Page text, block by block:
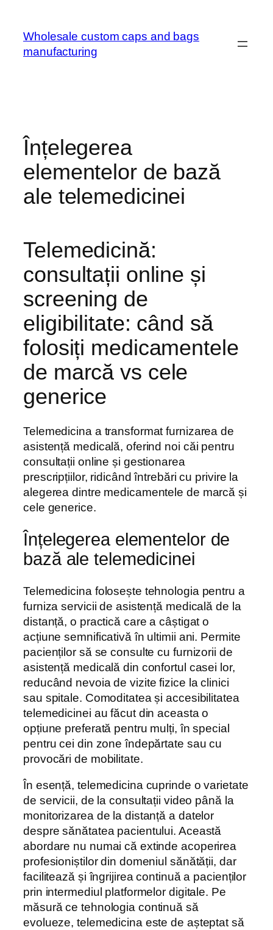
Wholesale custom caps and bags
manufacturing
Înțelegerea
elementelor de bază
ale telemedicinei
Telemedicină:
consultații online și
screening de
eligibilitate: când să
folosiți medicamentele
de marcă vs cele
generice
Telemedicina a transformat furnizarea de
asistență medicală, oferind noi căi pentru
consultații online și gestionarea
prescripțiilor, ridicând întrebări cu privire la
alegerea dintre medicamentele de marcă și
cele generice.
Înțelegerea elementelor de
bază ale telemedicinei
Telemedicina folosește tehnologia pentru a
furniza servicii de asistență medicală de la
distanță, o practică care a câștigat o
acțiune semnificativă în ultimii ani. Permite
pacienților să se consulte cu furnizorii de
asistență medicală din confortul casei lor,
reducând nevoia de vizite fizice la clinici
sau spitale. Comoditatea și accesibilitatea
telemedicinei au făcut din aceasta o
opțiune preferată pentru mulți, în special
pentru cei din zone îndepărtate sau cu
provocări de mobilitate.
În esență, telemedicina cuprinde o varietate
de servicii, de la consultații video până la
monitorizarea de la distanță a datelor
despre sănătatea pacientului. Această
abordare nu numai că extinde acoperirea
profesioniștilor din domeniul sănătății, dar
facilitează și îngrijirea continuă a pacienților
prin intermediul platformelor digitale. Pe
măsură ce tehnologia continuă să
evolueze, telemedicina este de așteptat să